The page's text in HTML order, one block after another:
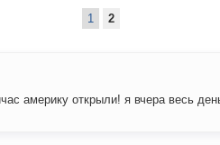
1 2
америку открыли! я вчера весь